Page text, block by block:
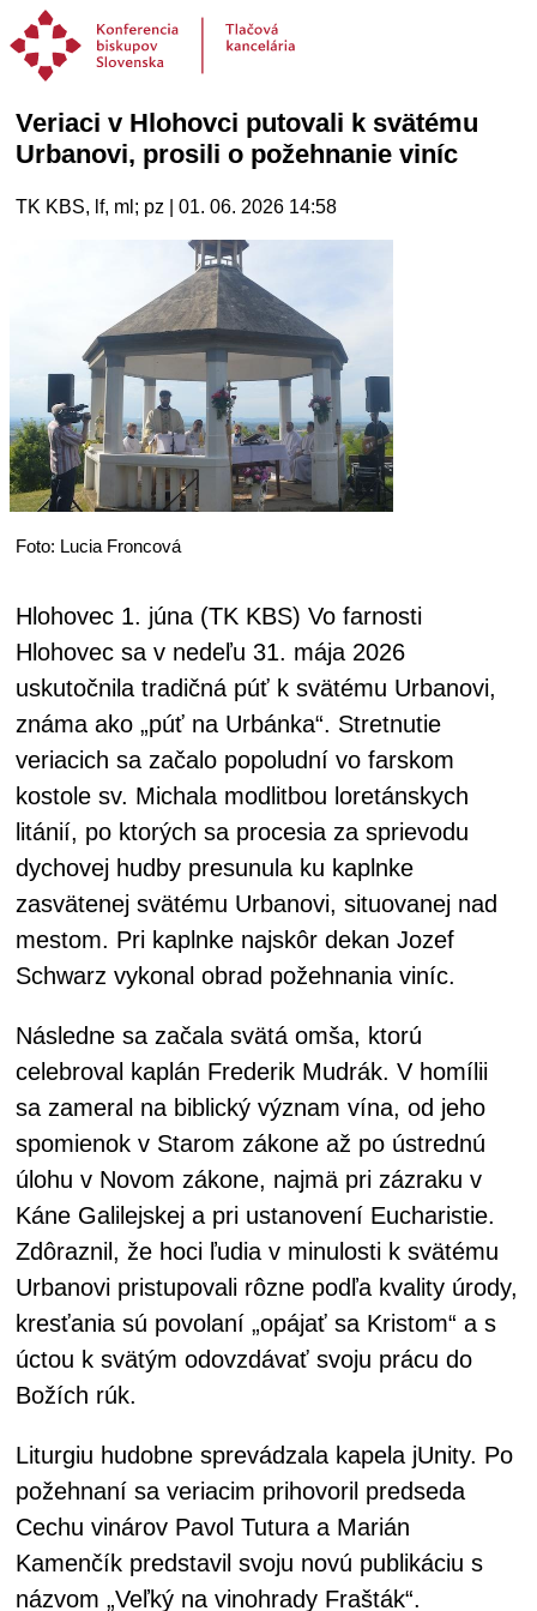
Veriaci v Hlohovci putovali k svätému
Urbanovi, prosili o požehnanie viníc
TK KBS, lf, ml; pz | 01. 06. 2026 14:58
Foto: Lucia Froncová
Hlohovec 1. júna (TK KBS) Vo farnosti
Hlohovec sa v nedeľu 31. mája 2026
uskutočnila tradičná púť k svätému Urbanovi,
známa ako „púť na Urbánka“. Stretnutie
veriacich sa začalo popoludní vo farskom
kostole sv. Michala modlitbou loretánskych
litánií, po ktorých sa procesia za sprievodu
dychovej hudby presunula ku kaplnke
zasvätenej svätému Urbanovi, situovanej nad
mestom. Pri kaplnke najskôr dekan Jozef
Schwarz vykonal obrad požehnania viníc.
Následne sa začala svätá omša, ktorú
celebroval kaplán Frederik Mudrák. V homílii
sa zameral na biblický význam vína, od jeho
spomienok v Starom zákone až po ústrednú
úlohu v Novom zákone, najmä pri zázraku v
Káne Galilejskej a pri ustanovení Eucharistie.
Zdôraznil, že hoci ľudia v minulosti k svätému
Urbanovi pristupovali rôzne podľa kvality úrody,
kresťania sú povolaní „opájať sa Kristom“ a s
úctou k svätým odovzdávať svoju prácu do
Božích rúk.
Liturgiu hudobne sprevádzala kapela jUnity. Po
požehnaní sa veriacim prihovoril predseda
Cechu vinárov Pavol Tutura a Marián
Kamenčík predstavil svoju novú publikáciu s
názvom „Veľký na vinohrady Frašták“.